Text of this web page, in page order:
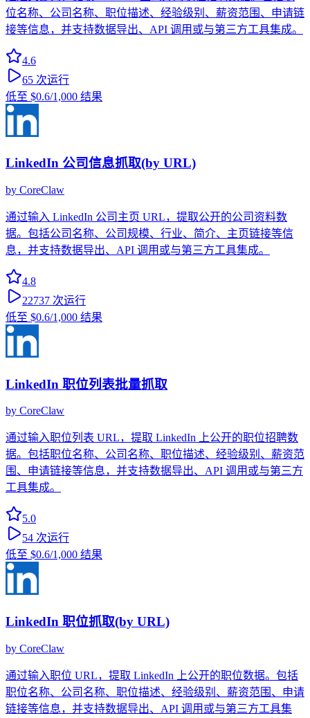
位名称、公司名称、职位描述、经验级别、薪资范围、申请链
接等信息，并支持数据导出、API 调用或与第三方工具集成。
4.6
65 次运行
低至 $0.6/1,000 结果
LinkedIn 公司信息抓取(by URL)
by CoreClaw
通过输入 LinkedIn 公司主页 URL，提取公开的公司资料数
据。包括公司名称、公司规模、行业、简介、主页链接等信
息，并支持数据导出、API 调用或与第三方工具集成。
4.8
22737 次运行
低至 $0.6/1,000 结果
LinkedIn 职位列表批量抓取
by CoreClaw
通过输入职位列表 URL，提取 LinkedIn 上公开的职位招聘数
据。包括职位名称、公司名称、职位描述、经验级别、薪资范
围、申请链接等信息，并支持数据导出、API 调用或与第三方
工具集成。
5.0
54 次运行
低至 $0.6/1,000 结果
LinkedIn 职位抓取(by URL)
by CoreClaw
通过输入职位 URL，提取 LinkedIn 上公开的职位数据。包括
职位名称、公司名称、职位描述、经验级别、薪资范围、申请
链接等信息，并支持数据导出、API 调用或与第三方工具集